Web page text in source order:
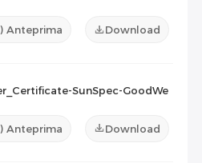
) Anteprima Download
SunSpec-GoodWe
) Anteprima Download